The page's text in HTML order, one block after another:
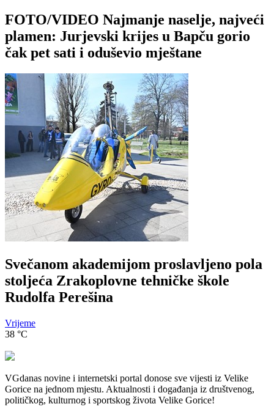
FOTO/VIDEO Najmanje naselje, najveći
plamen: Jurjevski krijes u Bapču gorio
čak pet sati i oduševio mještane
Svečanom akademijom proslavljeno pola
stoljeća Zrakoplovne tehničke škole
Rudolfa Perešina
Vrijeme
38 °C
VGdanas novine i internetski portal donose sve vijesti iz Velike
Gorice na jednom mjestu. Aktualnosti i događanja iz društvenog,
političkog, kulturnog i sportskog života Velike Gorice!